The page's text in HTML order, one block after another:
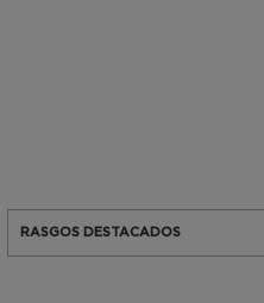
RASGOS DESTACADOS